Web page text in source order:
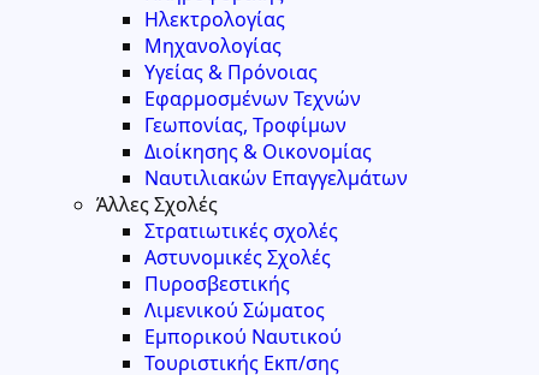
Ηλεκτρολογίας
Μηχανολογίας
Υγείας & Πρόνοιας
Εφαρμοσμένων Τεχνών
Γεωπονίας, Τροφίμων
Διοίκησης & Οικονομίας
Ναυτιλιακών Επαγγελμάτων
Άλλες Σχολές
Στρατιωτικές σχολές
Αστυνομικές Σχολές
Πυροσβεστικής
Λιμενικού Σώματος
Εμπορικού Ναυτικού
Τουριστικής Εκπ/σης